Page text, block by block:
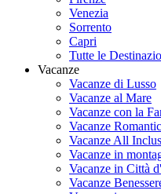
Venezia
Sorrento
Capri
Tutte le
Vacanze
Vacanze di Lusso
Vacanze al Mare
Vacanze con la
Vacanze
Vacanze All
Vacanze in
Vacanze in Città
Vacanze